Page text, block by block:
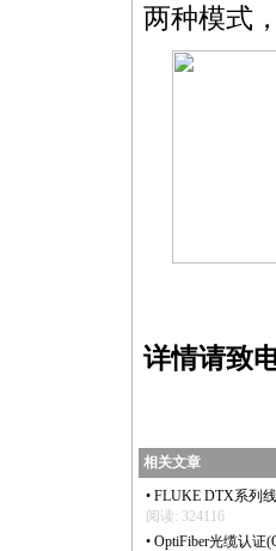
两种模式
详情请致
相关文章
• FLUKE DTX系列
阅读: 324116
• OptiFiber光缆认证